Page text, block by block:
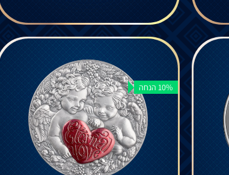
10% הנחה